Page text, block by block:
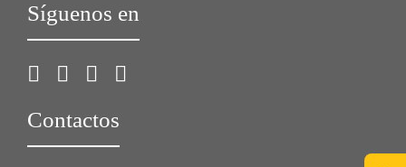
Síguenos en
Contactos